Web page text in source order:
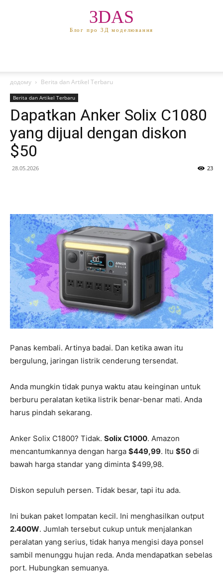
3DAS
Блог про 3Д моделювання
додому Berita dan Artikel Terbaru
Berita dan Artikel Terbaru
Dapatkan Anker Solix C1080
yang dijual dengan diskon
$50
28.05.2026 23
Panas kembali. Artinya badai. Dan ketika awan itu
bergulung, jaringan listrik cenderung tersendat.
Anda mungkin tidak punya waktu atau keinginan untuk
berburu peralatan ketika listrik benar-benar mati. Anda
harus pindah sekarang.
Anker Solix C1800? Tidak. Solix C1000. Amazon
mencantumkannya dengan harga $449,99. Itu $50 di
bawah harga standar yang diminta $499,98.
Diskon sepuluh persen. Tidak besar, tapi itu ada.
Ini bukan paket lompatan kecil. Ini menghasilkan output
2.400W. Jumlah tersebut cukup untuk menjalankan
peralatan yang serius, tidak hanya mengisi daya ponsel
sambil menunggu hujan reda. Anda mendapatkan sebelas
port. Hubungkan semuanya.